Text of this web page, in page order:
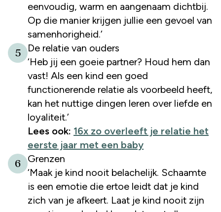
eenvoudig, warm en aangenaam dichtbij.
Op die manier krijgen jullie een gevoel van
samenhorigheid.’
5
De relatie van ouders
‘Heb jij een goeie partner? Houd hem dan
vast! Als een kind een goed
functionerende relatie als voorbeeld heeft,
kan het nuttige dingen leren over liefde en
loyaliteit.’
Lees ook: 16x zo overleeft je relatie het
eerste jaar met een baby
6
Grenzen
‘Maak je kind nooit belachelijk. Schaamte
is een emotie die ertoe leidt dat je kind
zich van je afkeert. Laat je kind nooit zijn